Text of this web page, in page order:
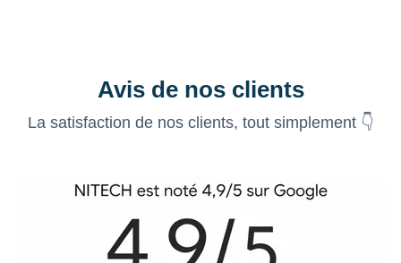
Avis de nos clients
La satisfaction de nos clients, tout simplement 👇